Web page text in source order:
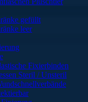
gefüllt
leer
Fixierbinden
Steril / Unsteril